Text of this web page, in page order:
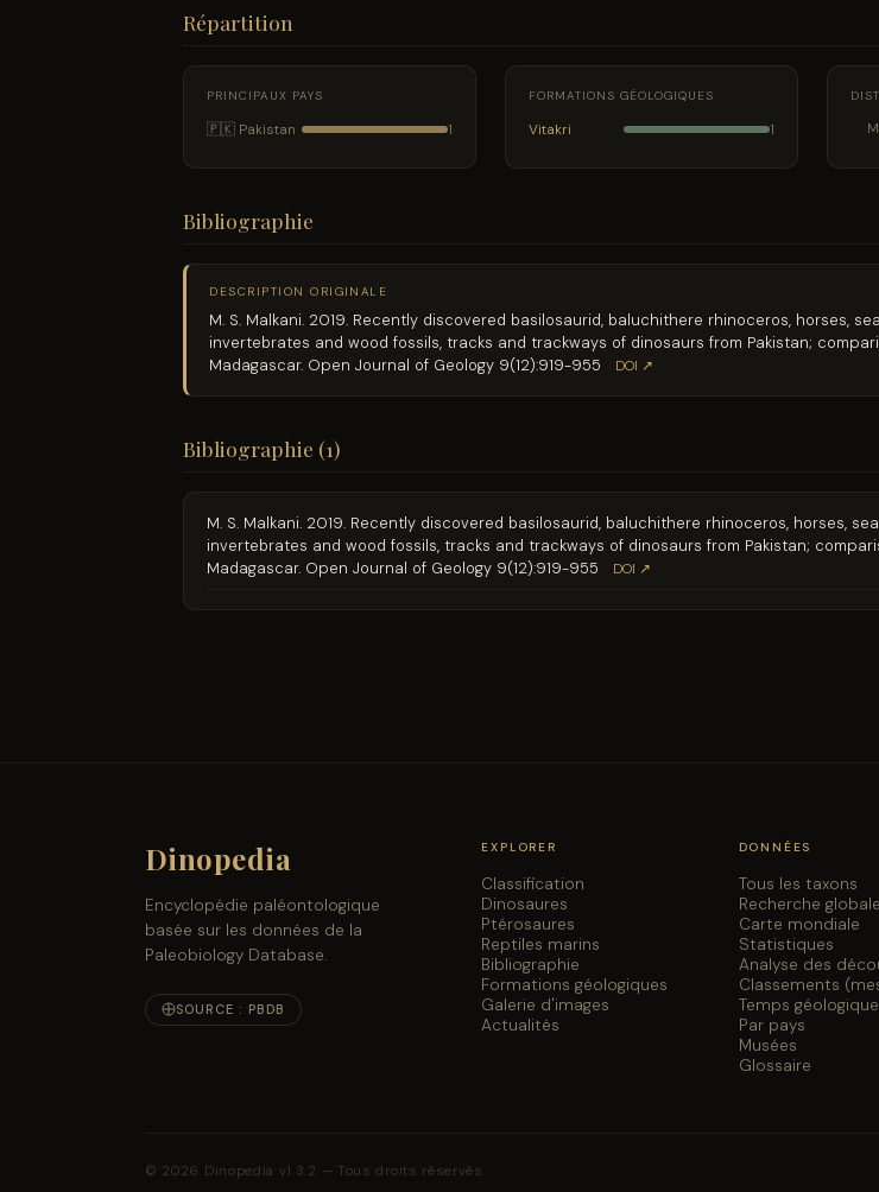
Répartition
PRINCIPAUX PAYS
🇵🇰 Pakistan 1
FORMATIONS GÉOLOGIQUES
Vitakri 1
Bibliographie
DESCRIPTION ORIGINALE
M. S. Malkani. 2019. Recently discovered basilosaurid, baluchithere rhinoceros, horses,
invertebrates and wood fossils, tracks and trackways of dinosaurs from Pakistan;
Madagascar. Open Journal of Geology 9(12):919-955
DOI ↗
Bibliographie (1)
M. S. Malkani. 2019. Recently discovered basilosaurid, baluchithere rhinoceros, horses,
invertebrates and wood fossils, tracks and trackways of dinosaurs from Pakistan;
Madagascar. Open Journal of Geology 9(12):919-955
DOI ↗
Dinopedia
Encyclopédie paléontologique
basée sur les données de la
Paleobiology Database.
SOURCE : PBDB
EXPLORER
Classification
Dinosaures
Ptérosaures
Reptiles marins
Bibliographie
Formations géologiques
Galerie d'images
Actualités
DONNÉES
Tous les taxons
Recherche globale
Carte mondiale
Statistiques
Analyse des
Classements
Temps géologique
Par pays
Musées
Glossaire
© 2026 Dinopedia v1.3.2 — Tous droits réservés.